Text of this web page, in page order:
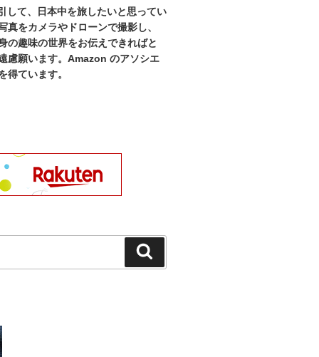
て、日本中を旅したいと思ってい
をカメラやドローンで撮影し、
の趣味の世界をお伝えできればと
慮願います。Amazon のアソシエ
得ています。
索